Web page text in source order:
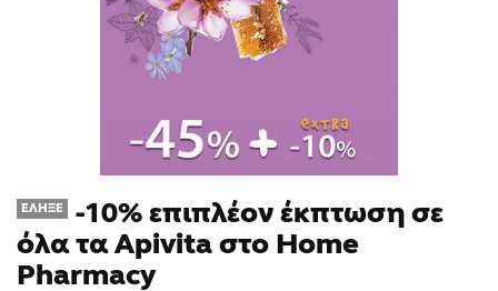
ΈΛΗΞΕ
-10% επιπλέον έκπτωση σε
όλα τα Apivita στο Home
Pharmacy